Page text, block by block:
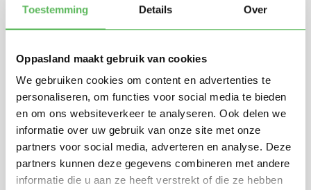
Toestemming Details Over
Oppasland maakt gebruik van cookies
We gebruiken cookies om content en advertenties te
personaliseren, om functies voor social media te bieden
en om ons websiteverkeer te analyseren. Ook delen we
informatie over uw gebruik van onze site met onze
partners voor social media, adverteren en analyse. Deze
partners kunnen deze gegevens combineren met andere
informatie die u aan ze heeft verstrekt of die ze hebben
Stuur mij nieuwe profielen in mijn omgeving per
e-mail
Door te registreren ga je akkoord met deAlgemene
voorwaardenvan Oppasland.